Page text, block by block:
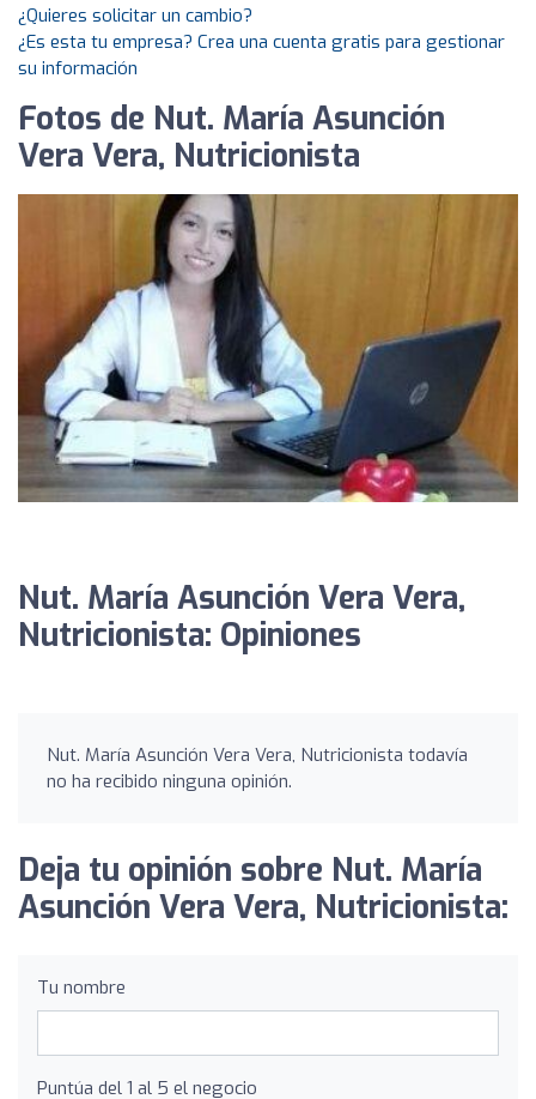
¿Quieres solicitar un cambio?
¿Es esta tu empresa? Crea una cuenta gratis para gestionar
su información
Fotos de Nut. María Asunción
Vera Vera, Nutricionista
Nut. María Asunción Vera Vera,
Nutricionista: Opiniones
Nut. María Asunción Vera Vera, Nutricionista todavía
no ha recibido ninguna opinión.
Deja tu opinión sobre Nut. María
Asunción Vera Vera, Nutricionista:
Tu nombre
Puntúa del 1 al 5 el negocio